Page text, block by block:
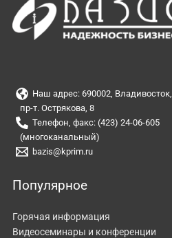
Наш адрес: 690002, Владивосток,
пр-т. Острякова, 8
Телефон, факс: (423) 24-06-605
(многоканальный)
bazis@kprim.ru
Популярное
Горячая информация
Видеосеминары и конференции